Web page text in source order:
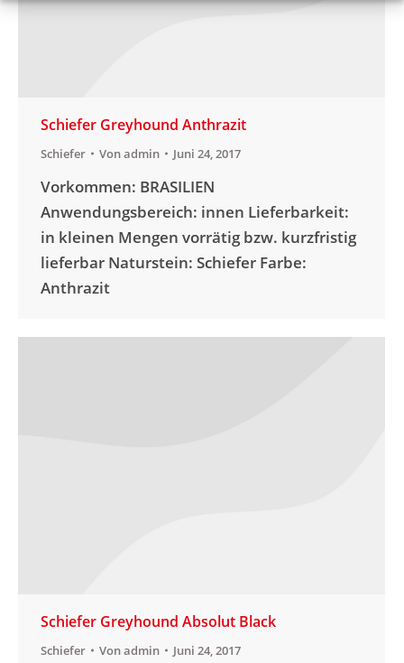
Schiefer Greyhound Anthrazit
Schiefer Vonadmin Juni 24, 2017
Vorkommen: BRASILIEN
Anwendungsbereich: innen Lieferbarkeit:
in kleinen Mengen vorrätig bzw. kurzfristig
lieferbar Naturstein: Schiefer Farbe:
Anthrazit
Schiefer Greyhound Absolut Black
Schiefer Vonadmin Juni 24, 2017